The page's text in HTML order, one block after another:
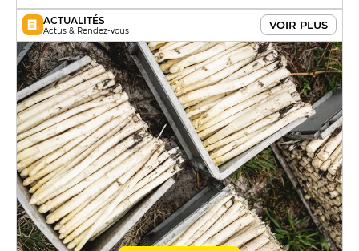
ACTUALITÉS
Actus & Rendez-vous VOIR PLUS